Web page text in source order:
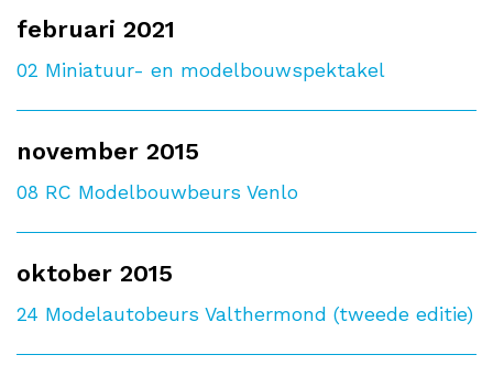
februari 2021
02 Miniatuur- en modelbouwspektakel
november 2015
08 RC Modelbouwbeurs Venlo
oktober 2015
24 Modelautobeurs Valthermond (tweede editie)